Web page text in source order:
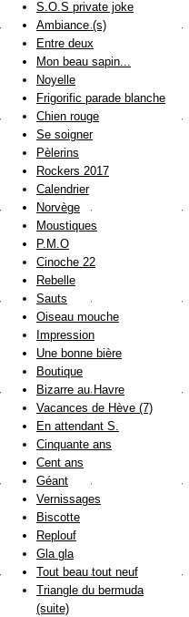
S.O.S private joke
Ambiance (s)
Entre deux
Mon beau sapin...
Noyelle
Frigorific parade blanche
Chien rouge
Se soigner
Pèlerins
Rockers 2017
Calendrier
Norvège
Moustiques
P.M.O
Cinoche 22
Rebelle
Sauts
Oiseau mouche
Impression
Une bonne bière
Boutique
Bizarre au Havre
Vacances de Hève (7)
En attendant S.
Cinquante ans
Cent ans
Géant
Vernissages
Biscotte
Replouf
Gla gla
Tout beau tout neuf
Triangle du bermuda
(suite)